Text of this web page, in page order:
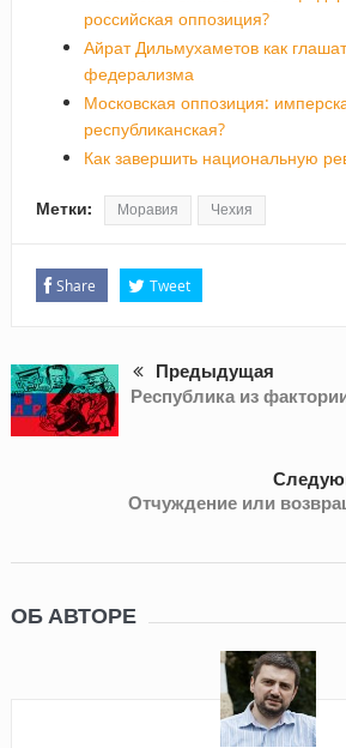
российская оппозиция?
Айрат Дильмухаметов как
федерализма
Московская оппозиция:
республиканская?
Как завершить национальную
Метки: Моравия Чехия
Share Tweet
Предыдущая
Республика из
Отчуждение или
ОБ АВТОРЕ